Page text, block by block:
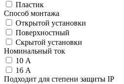
Пластик
Способ монтажа
Открытой установки
Поверхностный
Скрытой установки
Номинальный ток
10 А
16 А
Подходит для степени защиты IP